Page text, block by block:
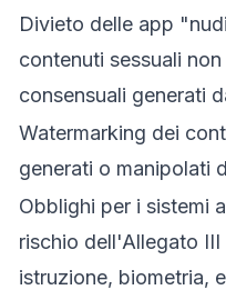
Divieto delle app
contenuti sessuali non
consensuali generati
Watermarking dei
generati o manipolati
Obblighi per i sistemi
rischio dell'Allegato
istruzione, biometria,